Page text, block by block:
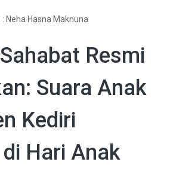
Neha Hasna Maknuna
Resmi
Suara Anak
Kediri
Hari Anak